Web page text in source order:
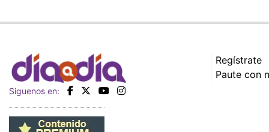
Siguenos en:
Regístrate
Paute con